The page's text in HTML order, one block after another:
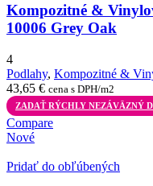
Kompozitné &
10006 Grey Oak
4
Podlahy, Kompozitné &
43,65 € cena s DPH/m2
ZADAŤ RÝCHLY NEZÁVÄZNÝ
Compare
Nové
Pridať do obľúbených